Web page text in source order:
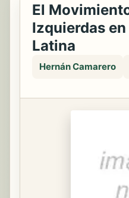
El
Izquierdas
Latina
Hernán Camarero